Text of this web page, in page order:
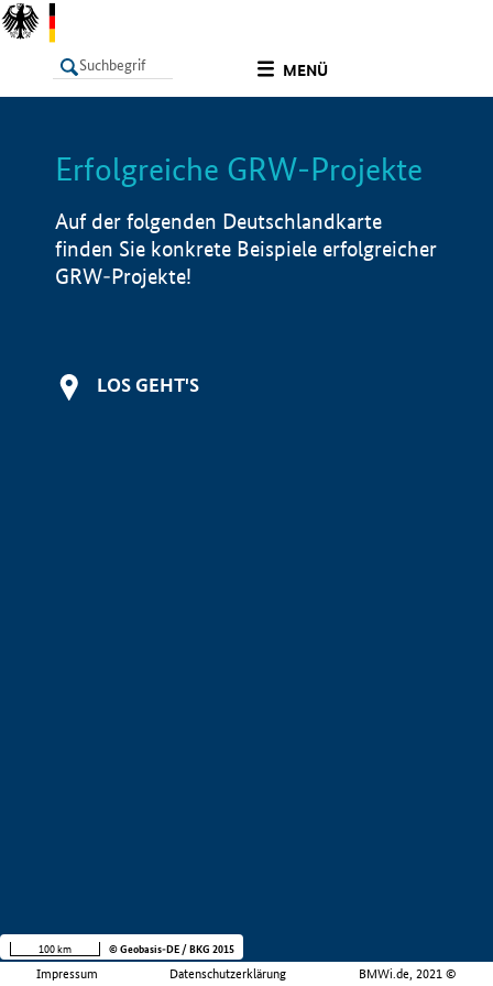
MENÜ
LISTE Info
Erfolgreiche GRW-Projekte
Auf der folgenden Deutschlandkarte
finden Sie konkrete Beispiele erfolgreicher
GRW-Projekte!
LOS GEHT'S
Impressum Datenschutzerklärung BMWi.de, 2021 ©
100 km © Geobasis-DE / BKG 2015